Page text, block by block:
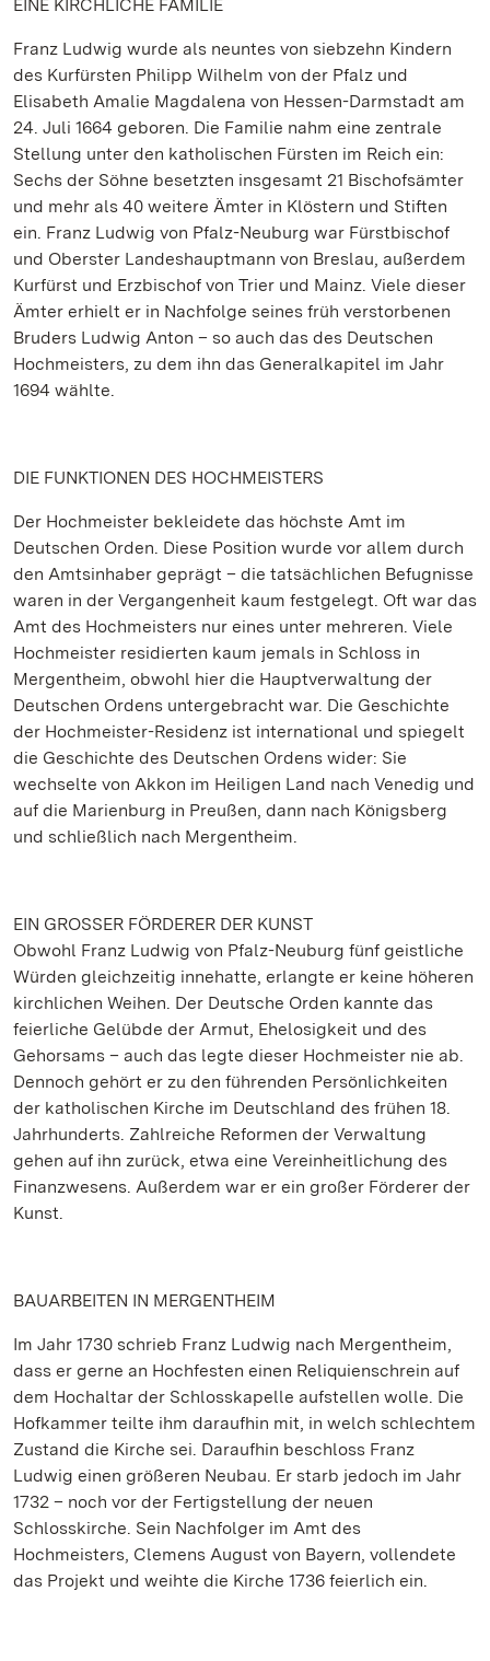
EINE KIRCHLICHE FAMILIE
Franz Ludwig wurde als neuntes von siebzehn Kindern
des Kurfürsten Philipp Wilhelm von der Pfalz und
Elisabeth Amalie Magdalena von Hessen-Darmstadt am
24. Juli 1664 geboren. Die Familie nahm eine zentrale
Stellung unter den katholischen Fürsten im Reich ein:
Sechs der Söhne besetzten insgesamt 21 Bischofsämter
und mehr als 40 weitere Ämter in Klöstern und Stiften
ein. Franz Ludwig von Pfalz-Neuburg war Fürstbischof
und Oberster Landeshauptmann von Breslau, außerdem
Kurfürst und Erzbischof von Trier und Mainz. Viele dieser
Ämter erhielt er in Nachfolge seines früh verstorbenen
Bruders Ludwig Anton – so auch das des Deutschen
Hochmeisters, zu dem ihn das Generalkapitel im Jahr
1694 wählte.
DIE FUNKTIONEN DES HOCHMEISTERS
Der Hochmeister bekleidete das höchste Amt im
Deutschen Orden. Diese Position wurde vor allem durch
den Amtsinhaber geprägt – die tatsächlichen Befugnisse
waren in der Vergangenheit kaum festgelegt. Oft war das
Amt des Hochmeisters nur eines unter mehreren. Viele
Hochmeister residierten kaum jemals in Schloss in
Mergentheim, obwohl hier die Hauptverwaltung der
Deutschen Ordens untergebracht war. Die Geschichte
der Hochmeister-Residenz ist international und spiegelt
die Geschichte des Deutschen Ordens wider: Sie
wechselte von Akkon im Heiligen Land nach Venedig und
auf die Marienburg in Preußen, dann nach Königsberg
und schließlich nach Mergentheim.
EIN GROSSER FÖRDERER DER KUNST
Obwohl Franz Ludwig von Pfalz-Neuburg fünf geistliche
Würden gleichzeitig innehatte, erlangte er keine höheren
kirchlichen Weihen. Der Deutsche Orden kannte das
feierliche Gelübde der Armut, Ehelosigkeit und des
Gehorsams – auch das legte dieser Hochmeister nie ab.
Dennoch gehört er zu den führenden Persönlichkeiten
der katholischen Kirche im Deutschland des frühen 18.
Jahrhunderts. Zahlreiche Reformen der Verwaltung
gehen auf ihn zurück, etwa eine Vereinheitlichung des
Finanzwesens. Außerdem war er ein großer Förderer der
Kunst.
BAUARBEITEN IN MERGENTHEIM
Im Jahr 1730 schrieb Franz Ludwig nach Mergentheim,
dass er gerne an Hochfesten einen Reliquienschrein auf
dem Hochaltar der Schlosskapelle aufstellen wolle. Die
Hofkammer teilte ihm daraufhin mit, in welch schlechtem
Zustand die Kirche sei. Daraufhin beschloss Franz
Ludwig einen größeren Neubau. Er starb jedoch im Jahr
1732 – noch vor der Fertigstellung der neuen
Schlosskirche. Sein Nachfolger im Amt des
Hochmeisters, Clemens August von Bayern, vollendete
das Projekt und weihte die Kirche 1736 feierlich ein.